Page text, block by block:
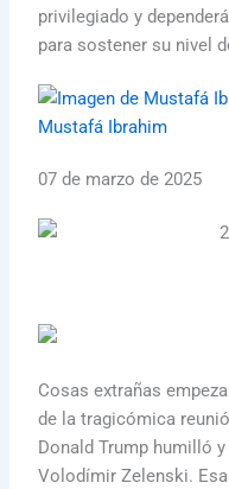
privilegiado y
para sostener su nivel
Mustafá Ibrahim
07 de marzo de 2025
Cosas extrañas
de la tragicómica
Donald Trump humilló
Volodímir Zelenski.